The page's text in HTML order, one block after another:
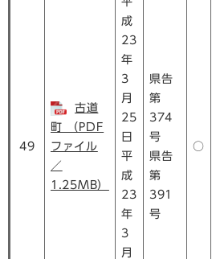
49
古道
町 （PDF
ファイル
／
1.25MB）
成
23
年
3
月
25
日
平
成
23
年
3
月
県告
第
374
号
県告
第
391
号
○